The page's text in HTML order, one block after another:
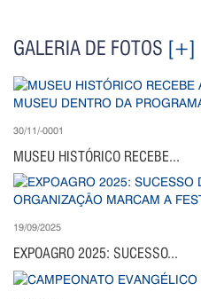
GALERIA DE FOTOS [+]
30/11/-0001
MUSEU HISTÓRICO RECEBE...
19/09/2025
EXPOAGRO 2025: SUCESSO...